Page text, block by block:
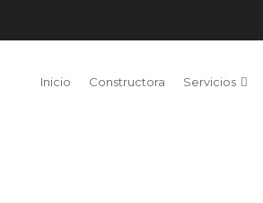
Inicio Constructora Servicios